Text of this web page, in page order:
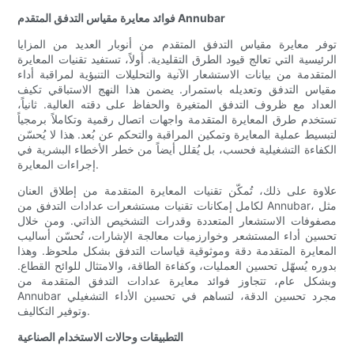
فوائد معايرة مقياس التدفق المتقدم Annubar
توفر معايرة مقياس التدفق المتقدم من أنوبار العديد من المزايا
الرئيسية التي تعالج قيود الطرق التقليدية. أولاً، تستفيد تقنيات المعايرة
المتقدمة من بيانات الاستشعار الآنية والتحليلات التنبؤية لمراقبة أداء
مقياس التدفق وتعديله باستمرار. يضمن هذا النهج الاستباقي تكيف
العداد مع ظروف التدفق المتغيرة والحفاظ على دقته العالية. ثانياً،
تستخدم طرق المعايرة المتقدمة واجهات اتصال رقمية وتكاملاً برمجياً
لتبسيط عملية المعايرة وتمكين المراقبة والتحكم عن بُعد. هذا لا يُحسّن
الكفاءة التشغيلية فحسب، بل يُقلل أيضاً من خطر الأخطاء البشرية في
إجراءات المعايرة.
علاوة على ذلك، تُمكّن تقنيات المعايرة المتقدمة من إطلاق العنان
لكامل إمكانات تقنيات مستشعرات عدادات التدفق من Annubar، مثل
مصفوفات الاستشعار المتعددة وقدرات التشخيص الذاتي. ومن خلال
تحسين أداء المستشعر وخوارزميات معالجة الإشارات، تُحسّن أساليب
المعايرة المتقدمة دقة وموثوقية قياسات التدفق بشكل ملحوظ. وهذا
بدوره يُسهّل تحسين العمليات، وكفاءة الطاقة، والامتثال للوائح القطاع.
وبشكل عام، تتجاوز فوائد معايرة عدادات التدفق المتقدمة من
Annubar مجرد تحسين الدقة، لتساهم في تحسين الأداء التشغيلي
وتوفير التكاليف.
التطبيقات وحالات الاستخدام الصناعية